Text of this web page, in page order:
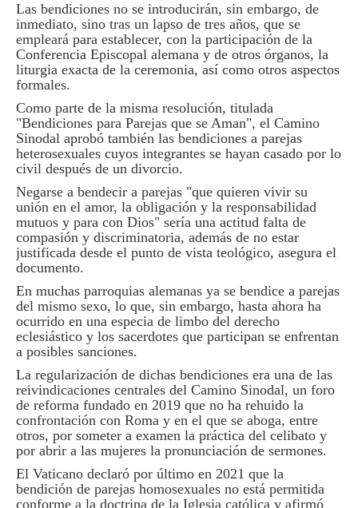
Las bendiciones no se introducirán, sin embargo, de
inmediato, sino tras un lapso de tres años, que se
empleará para establecer, con la participación de la
Conferencia Episcopal alemana y de otros órganos, la
liturgia exacta de la ceremonia, así como otros aspectos
formales.
Como parte de la misma resolución, titulada
"Bendiciones para Parejas que se Aman", el Camino
Sinodal aprobó también las bendiciones a parejas
heterosexuales cuyos integrantes se hayan casado por lo
civil después de un divorcio.
Negarse a bendecir a parejas "que quieren vivir su
unión en el amor, la obligación y la responsabilidad
mutuos y para con Dios" sería una actitud falta de
compasión y discriminatoria, además de no estar
justificada desde el punto de vista teológico, asegura el
documento.
En muchas parroquias alemanas ya se bendice a parejas
del mismo sexo, lo que, sin embargo, hasta ahora ha
ocurrido en una especia de limbo del derecho
eclesiástico y los sacerdotes que participan se enfrentan
a posibles sanciones.
La regularización de dichas bendiciones era una de las
reivindicaciones centrales del Camino Sinodal, un foro
de reforma fundado en 2019 que no ha rehuido la
confrontación con Roma y en el que se aboga, entre
otros, por someter a examen la práctica del celibato y
por abrir a las mujeres la pronunciación de sermones.
El Vaticano declaró por último en 2021 que la
bendición de parejas homosexuales no está permitida
conforme a la doctrina de la Iglesia católica y afirmó